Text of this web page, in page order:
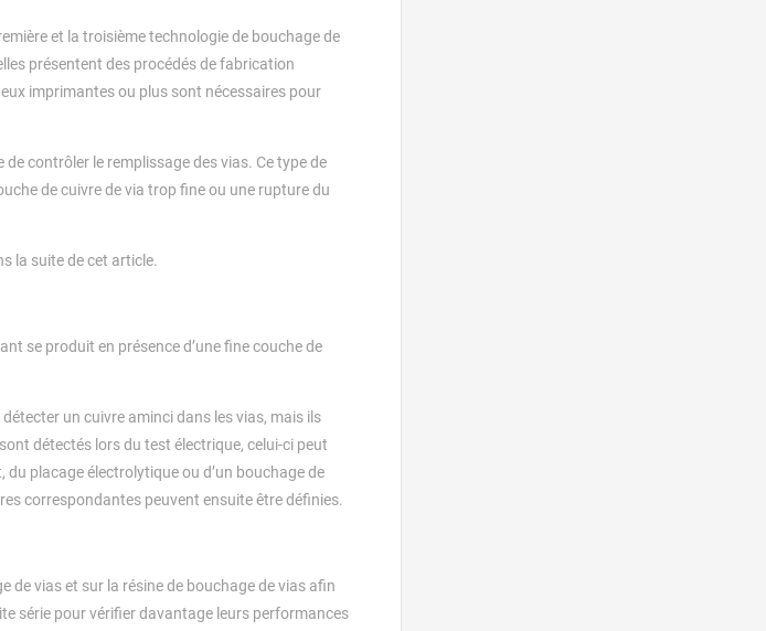
et la troisième technologie de bouchage de
présentent des procédés de fabrication
imprimantes ou plus sont nécessaires pour
contrôler le remplissage des vias. Ce type de
de cuivre de via trop fine ou une rupture du
la suite de cet article.
se produit en présence d’une fine couche de
un cuivre aminci dans les vias, mais ils
détectés lors du test électrique, celui-ci peut
placage électrolytique ou d’un bouchage de
correspondantes peuvent ensuite être définies.
vias et sur la résine de bouchage de vias afin
série pour vérifier davantage leurs performances